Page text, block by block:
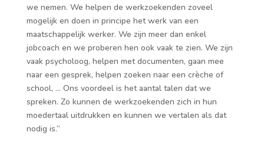
we nemen. We helpen de werkzoekenden zoveel
mogelijk en doen in principe het werk van een
maatschappelijk werker. We zijn meer dan enkel
jobcoach en we proberen hen ook vaak te zien. We zijn
vaak psycholoog, helpen met documenten, gaan mee
naar een gesprek, helpen zoeken naar een crèche of
school, … Ons voordeel is het aantal talen dat we
spreken. Zo kunnen de werkzoekenden zich in hun
moedertaal uitdrukken en kunnen we vertalen als dat
nodig is.”